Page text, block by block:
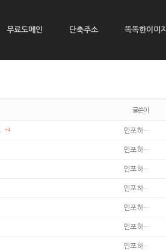
무료도메인 단축주소 똑똑한이미지
글쓴이
+4 인포하…
인포하…
인포하…
인포하…
인포하…
인포하…
인포하…